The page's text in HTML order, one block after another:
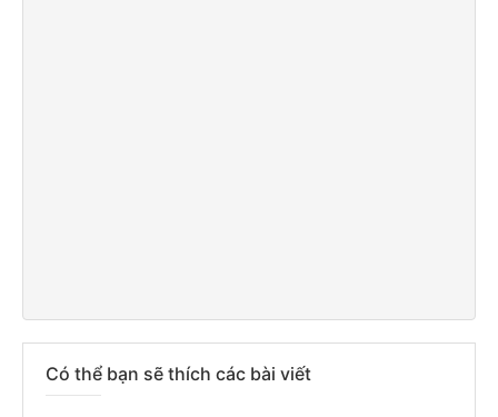
Có thể bạn sẽ thích các bài viết